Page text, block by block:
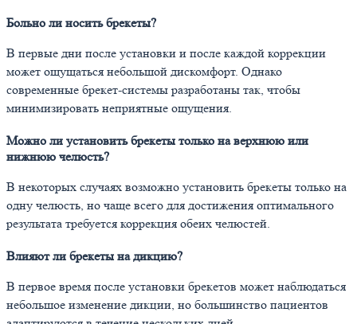
Больно ли носить брекеты?
В первые дни после установки и после каждой коррекции
может ощущаться небольшой дискомфорт. Однако
современные брекет-системы разработаны так, чтобы
минимизировать неприятные ощущения.
Можно ли установить брекеты только на верхнюю или
нижнюю челюсть?
В некоторых случаях возможно установить брекеты только на
одну челюсть, но чаще всего для достижения оптимального
результата требуется коррекция обеих челюстей.
Влияют ли брекеты на дикцию?
В первое время после установки брекетов может наблюдаться
небольшое изменение дикции, но большинство пациентов